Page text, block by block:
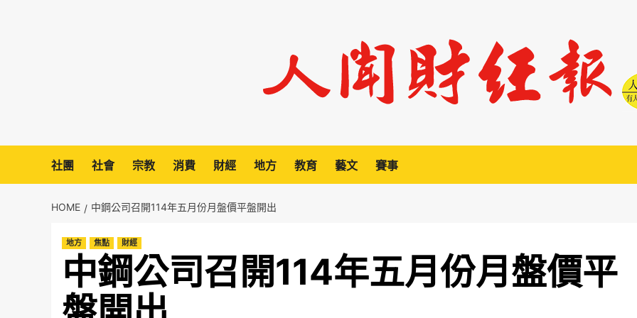
社團 社會 宗教 消費 財經 地方 教育 藝文 賽事
HOME 中鋼公司召開114年五月份月盤價平盤開出
地方 焦點 財經
中鋼公司召開114年五月份月盤價平